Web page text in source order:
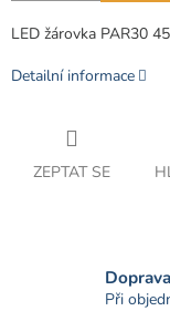
LED žárovka PAR30
Detailní informace
ZEPTAT SE
Při